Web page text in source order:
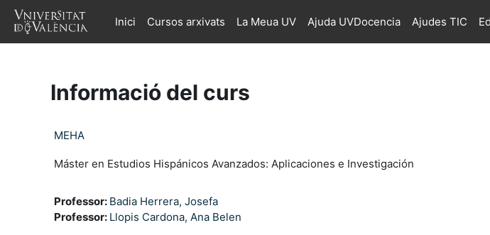
Ves al contingut principal
Inici
Cursos arxivats La Meua UV Ajuda UVDocencia Ajudes TIC
Informació del curs
MEHA
Máster en Estudios Hispánicos Avanzados: Aplicaciones e Investigación
Professor: Badia Herrera, Josefa
Professor: Llopis Cardona, Ana Belen